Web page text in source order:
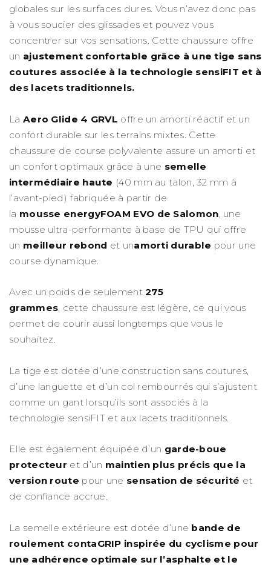
globales sur les surfaces dures. Vous n’avez donc pas
à vous soucier des glissades et pouvez vous
concentrer sur vos sensations. Cette chaussure offre
un ajustement confortable grâce à une tige sans
coutures associée à la technologie sensiFIT et à
des lacets traditionnels.
La Aero Glide 4 GRVL offre un amorti réactif et un
confort durable sur les terrains mixtes. Cette
chaussure de course polyvalente assure un amorti et
un confort optimaux grâce à une semelle
intermédiaire haute (40 mm au talon, 32 mm à
l’avant-pied) fabriquée à partir de
la mousse energyFOAM EVO de Salomon, une
mousse ultra-performante à base de TPU qui offre
un meilleur rebond et unamorti durable pour une
course dynamique.
Avec un poids de seulement275
grammes, cette chaussure est légère, ce qui vous
permet de courir aussi longtemps que vous le
souhaitez.
La tige est dotée d’une construction sans coutures,
d’une languette et d’un col rembourrés qui s’ajustent
comme un gant lorsqu’ils sont associés à la
technologie sensiFIT et aux lacets traditionnels.
Elle est également équipée d’un garde-boue
protecteur et d’un maintien plus précis que la
version route pour une sensation de sécurité et
de confiance accrue.
La semelle extérieure est dotée d’une bande de
roulement contaGRIP inspirée du cyclisme pour
une adhérence optimale sur l’asphalte et le